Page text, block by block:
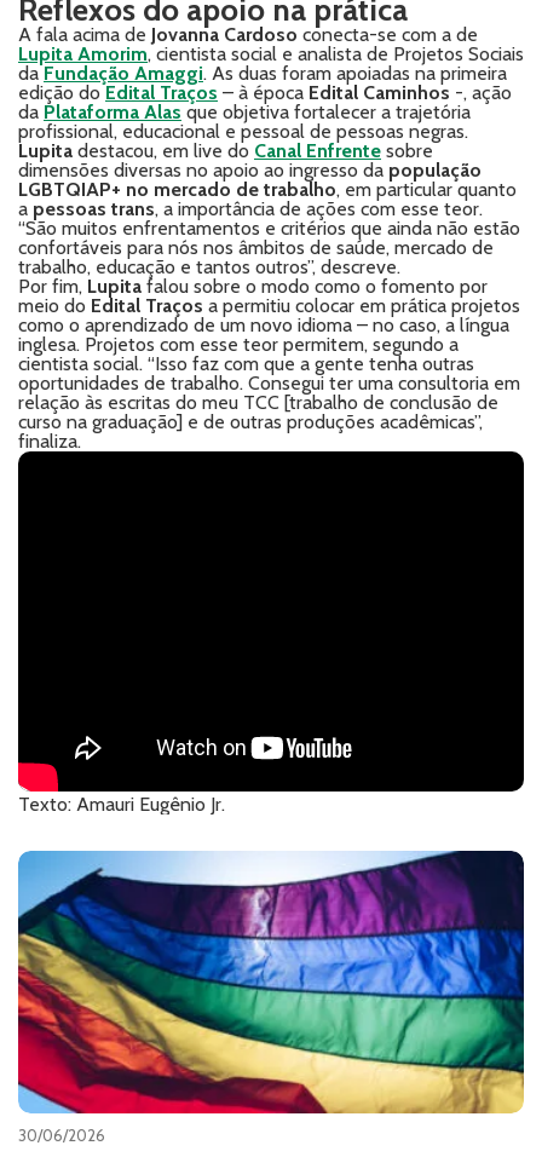
Reflexos do apoio na prática
A fala acima de Jovanna Cardoso conecta-se com a de
Lupita Amorim, cientista social e analista de Projetos Sociais
daFundação Amaggi. As duas foram apoiadas na primeira
edição doEdital Traços – à época Edital Caminhos -, ação
da Plataforma Alas que objetiva fortalecer a trajetória
profissional, educacional e pessoal de pessoas negras.
Lupita destacou, em live do Canal Enfrente sobre
dimensões diversas no apoio ao ingresso da população
LGBTQIAP+ no mercado de trabalho, em particular quanto
a pessoas trans, a importância de ações com esse teor.
“São muitos enfrentamentos e critérios que ainda não estão
confortáveis para nós nos âmbitos de saúde, mercado de
trabalho, educação e tantos outros”, descreve.
Por fim, Lupita falou sobre o modo como o fomento por
meio do Edital Traços a permitiu colocar em prática projetos
como o aprendizado de um novo idioma – no caso, a língua
inglesa. Projetos com esse teor permitem, segundo a
cientista social. “Isso faz com que a gente tenha outras
oportunidades de trabalho. Consegui ter uma consultoria em
relação às escritas do meu TCC [trabalho de conclusão de
curso na graduação] e de outras produções acadêmicas”,
finaliza.
Texto: Amauri Eugênio Jr.
30/06/2026